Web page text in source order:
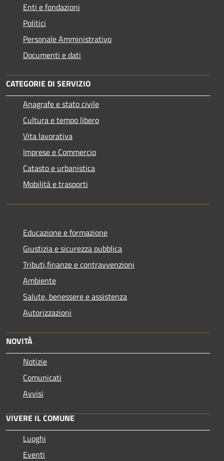
Enti e fondazioni
Politici
Personale Amministrativo
Documenti e dati
CATEGORIE DI SERVIZIO
Anagrafe e stato civile
Cultura e tempo libero
Vita lavorativa
Imprese e Commercio
Catasto e urbanistica
Mobilità e trasporti
Educazione e formazione
Giustizia e sicurezza pubblica
Tributi,finanze e contravvenzioni
Ambiente
Salute, benessere e assistenza
Autorizzazioni
NOVITÀ
Notizie
Comunicati
Avvisi
VIVERE IL COMUNE
Luoghi
Eventi